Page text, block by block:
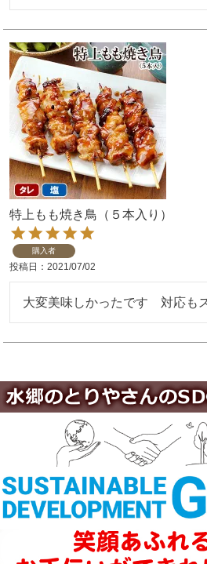
特上もも焼き鳥（５本入り）
購入者
投稿日 2021/07/02
大変美味しかったです　対応も